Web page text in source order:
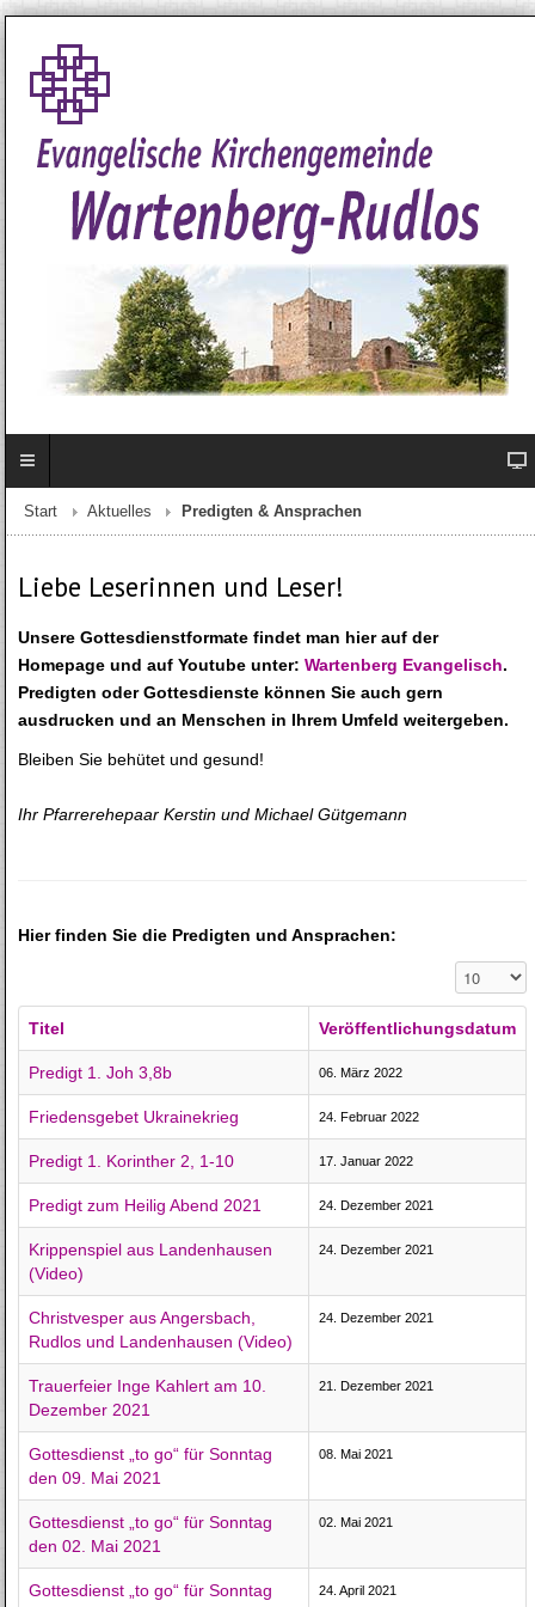
Start Aktuelles Predigten & Ansprachen
Liebe Leserinnen und Leser!
Unsere Gottesdienstformate findet man hier auf der
Homepage und auf Youtube unter:Wartenberg Evangelisch.
Predigten oder Gottesdienste können Sie auch gern
ausdrucken und an Menschen in Ihrem Umfeld weitergeben.
Bleiben Sie behütet und gesund!
Ihr Pfarrerehepaar Kerstin und Michael Gütgemann
Hier finden Sie die Predigten und Ansprachen:
Anzeige #
Titel Veröffentlichungsdatum
Predigt 1. Joh 3,8b 06. März 2022
Friedensgebet Ukrainekrieg 24. Februar 2022
Predigt 1. Korinther 2, 1-10 17. Januar 2022
Predigt zum Heilig Abend 2021 24. Dezember 2021
Krippenspiel aus Landenhausen
(Video)
24. Dezember 2021
Christvesper aus Angersbach,
Rudlos und Landenhausen (Video)
24. Dezember 2021
Trauerfeier Inge Kahlert am 10.
Dezember 2021
21. Dezember 2021
Gottesdienst „to go“ für Sonntag
den 09. Mai 2021
08. Mai 2021
Gottesdienst „to go“ für Sonntag
den 02. Mai 2021
02. Mai 2021
Gottesdienst „to go“ für Sonntag
24. April 2021